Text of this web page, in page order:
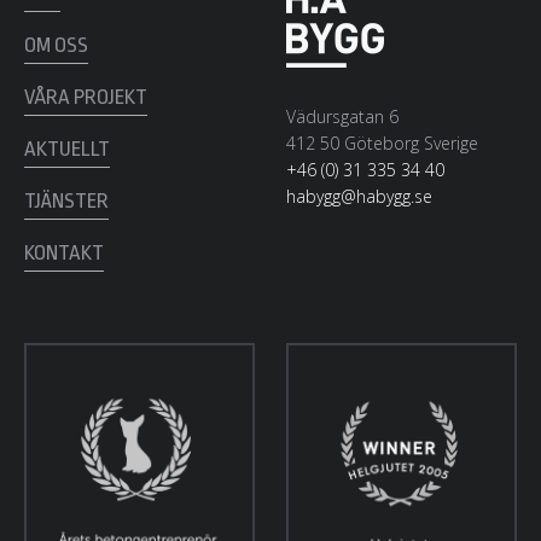
OM OSS
VÅRA PROJEKT
AKTUELLT
TJÄNSTER
KONTAKT
Vädursgatan 6
412 50 Göteborg Sverige
+46 (0) 31 335 34 40
habygg@habygg.se